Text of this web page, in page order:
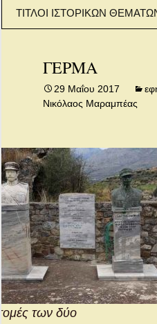
ΤΙΤΛΟΙ ΙΣΤΟΡΙΚΩΝ
ΤΙΤΛΟΙ ΙΣΤΟΡΙΚΟΥ
ΘΕΜΑΤΟΣ (ΦΥΛΛΑ
ΤΙΤΛΟΙ ΙΣΤΟΡΙΚΟΥ
ΘΕΜΑΤΟΣ (ΑΠΟ
ΦΥΛΛΟ 201 – 300)
ΓΕΡΜΑ
29 Μαΐου 2017
Νικόλαος Μαραμπέας
των δύο